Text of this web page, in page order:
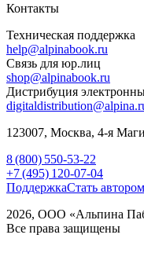
Контакты
Техническая поддержка
help@alpinabook.ru
Связь для юр.лиц
shop@alpinabook.ru
Дистрибуция
123007, Москва, 4-я
8 (800) 550-53-22
+7 (495) 120-07-04
ПоддержкаСтать автором
2026, ООО «Альпина
Все права защищены